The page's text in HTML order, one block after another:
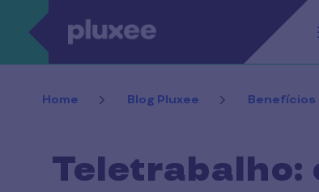
Passar para o conteúdo principal
Home Blog Pluxee Benefícios
Teletrabalho: